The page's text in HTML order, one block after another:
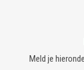
Meld je